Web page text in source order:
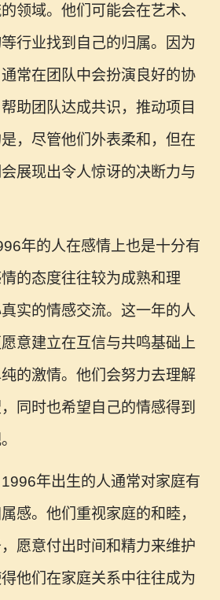
领域。他们可能会在艺术、
行业找到自己的归属。因为
常在团队中会扮演良好的协
助团队达成共识，推动项目
，尽管他们外表柔和，但在
展现出令人惊讶的决断力与
年的人在感情上也是十分有
的态度往往较为成熟和理
实的情感交流。这一年的人
意建立在互信与共鸣基础上
的激情。他们会努力去理解
同时也希望自己的情感得到
年出生的人通常对家庭有
感。他们重视家庭的和睦，
愿意付出时间和精力来维护
他们在家庭关系中往往成为